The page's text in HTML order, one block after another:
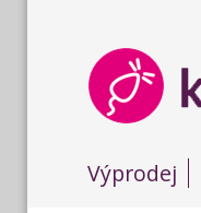
Výprodej